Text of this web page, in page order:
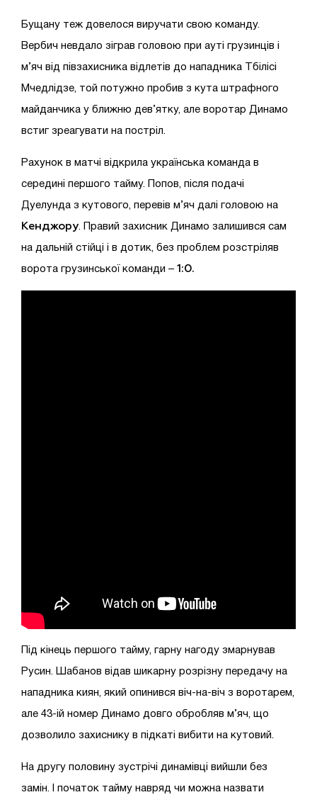
Бущану теж довелося виручати свою команду.
Вербич невдало зіграв головою при ауті грузинців і
м’яч від півзахисника відлетів до нападника Тбілісі
Мчедлідзе, той потужно пробив з кута штрафного
майданчика у ближню дев’ятку, але воротар Динамо
встиг зреагувати на постріл.
Рахунок в матчі відкрила українська команда в
середині першого тайму. Попов, після подачі
Дуелунда з кутового, перевів м’яч далі головою на
Кенджору . Правий захисник Динамо залишився сам
на дальній стійці і в дотик, без проблем розстріляв
ворота грузинської команди – 1:0.
Під кінець першого тайму, гарну нагоду змарнував
Русин. Шабанов відав шикарну розрізну передачу на
нападника киян, який опинився віч-на-віч з воротарем,
але 43-ій номер Динамо довго обробляв м’яч, що
дозволило захиснику в підкаті вибити на кутовий.
На другу половину зустрічі динамівці вийшли без
замін. І початок тайму навряд чи можна назвати